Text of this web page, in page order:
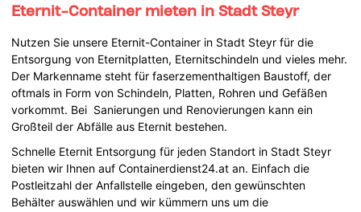
Eternit-Container mieten in Stadt Steyr
Nutzen Sie unsere Eternit-Container in Stadt Steyr für die
Entsorgung von Eternitplatten, Eternitschindeln und vieles mehr.
Der Markenname steht für faserzementhaltigen Baustoff, der
oftmals in Form von Schindeln, Platten, Rohren und Gefäßen
vorkommt. Bei Sanierungen und Renovierungen kann ein
Großteil der Abfälle aus Eternit bestehen.
Schnelle Eternit Entsorgung für jeden Standort in Stadt Steyr
bieten wir Ihnen auf Containerdienst24.at an. Einfach die
Postleitzahl der Anfallstelle eingeben, den gewünschten
Behälter auswählen und wir kümmern uns um die